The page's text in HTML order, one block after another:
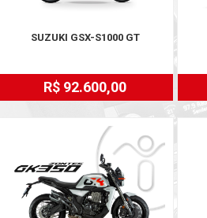
SUZUKI GSX-S1000 GT
R$ 92.600,00